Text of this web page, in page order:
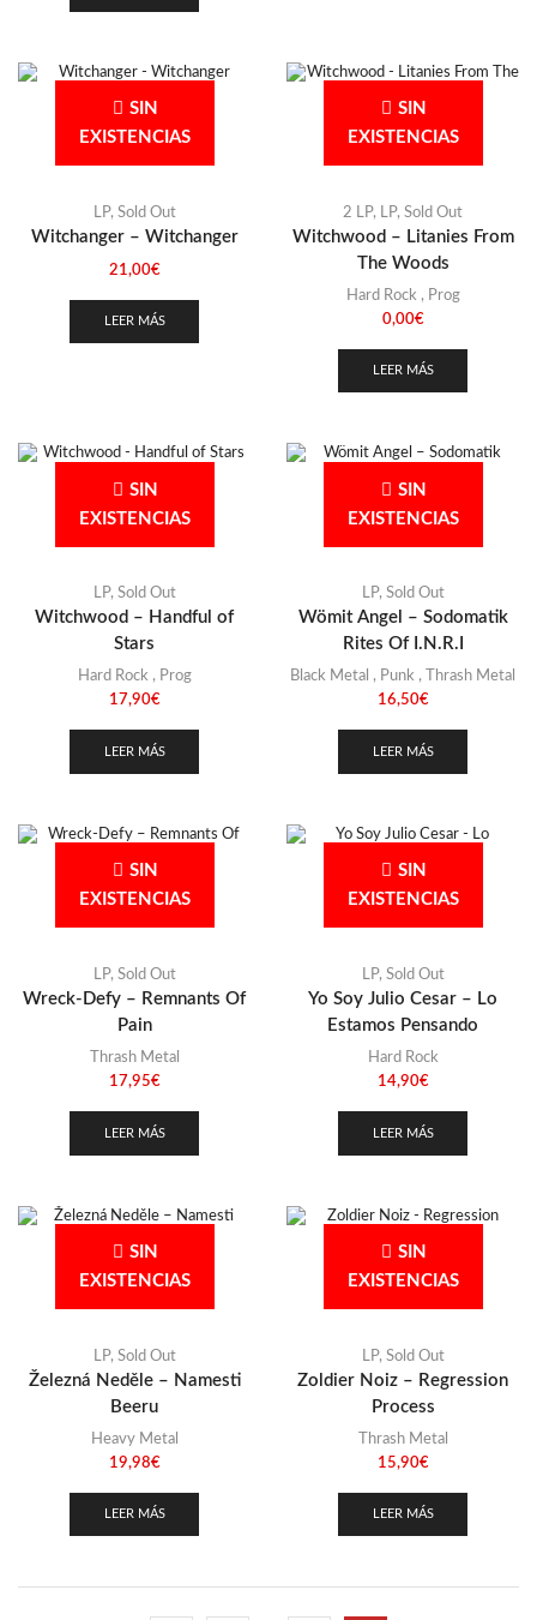
SIN
EXISTENCIAS
LP, Sold Out
Witchanger – Witchanger
21,00€
LEER MÁS
SIN
EXISTENCIAS
2 LP, LP, Sold Out
Witchwood – Litanies From
The Woods
Hard Rock , Prog
0,00€
LEER MÁS
SIN
EXISTENCIAS
LP, Sold Out
Witchwood – Handful of
Stars
Hard Rock , Prog
17,90€
LEER MÁS
SIN
EXISTENCIAS
LP, Sold Out
Wömit Angel – Sodomatik
Rites Of I.N.R.I
Black Metal , Punk ,
Thrash Metal
16,50€
LEER MÁS
SIN
EXISTENCIAS
LP, Sold Out
Wreck-Defy – Remnants Of
Pain
Thrash Metal
17,95€
LEER MÁS
SIN
EXISTENCIAS
LP, Sold Out
Yo Soy Julio Cesar – Lo
Estamos Pensando
Hard Rock
14,90€
LEER MÁS
SIN
EXISTENCIAS
LP, Sold Out
Železná Neděle – Namesti
Beeru
Heavy Metal
19,98€
LEER MÁS
SIN
EXISTENCIAS
LP, Sold Out
Zoldier Noiz – Regression
Process
Thrash Metal
15,90€
LEER MÁS